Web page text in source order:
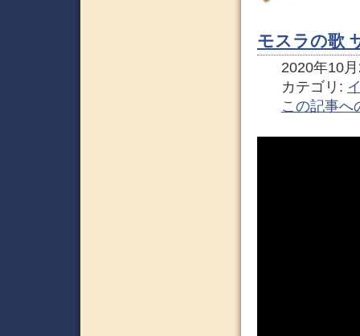
モスラの歌
2020年10
カテゴリ:
この記事へ